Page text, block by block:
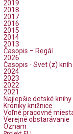
2019
2018
2017
2016
2015
2014
2013
Časopis – Regál
2026
Časopis - Svet (z) kníh
2024
2023
2022
2021
Najlepšie detské
Kroniky knižnice
Voľné pracovné
Verejné obstarávanie
Oznam